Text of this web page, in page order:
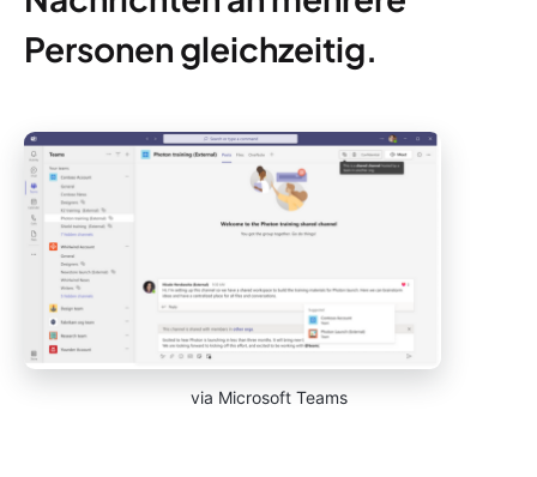
Personen gleichzeitig.
via Microsoft Teams